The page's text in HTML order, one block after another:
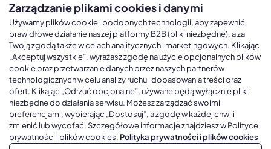
Kalendarze książkowe A5
Kalendarze książkowe A4
Kalendarze książkowe B5
Kalendarze książkowe A6 i B6
Kalendarze książkowe z własną oprawą
Kalendarze Ścienne
Kalendarze trójdzielne
Kalendarze jednodzielne
Kalendarze czterodzielne
Kalendarze Wieloplanszowe
Kalendarze Wielopanszowe, Plakatowe
Zarządzanie plikami cookies i danymi
Używamy plików cookie i podobnych technologii, aby zapewnić
prawidłowe działanie naszej platformy B2B (pliki niezbędne), a za
Twoją zgodą także w celach analitycznych i marketingowych. Klikając
„Akceptuj wszystkie”, wyrażasz zgodę na użycie opcjonalnych plików
cookie oraz przetwarzanie danych przez naszych partnerów
technologicznych w celu analizy ruchu i dopasowania treści oraz
ofert. Klikając „Odrzuć opcjonalne”, używane będą wyłącznie pliki
niezbędne do działania serwisu. Możesz zarządzać swoimi
preferencjami, wybierając „Dostosuj”, a zgodę w każdej chwili
zmienić lub wycofać. Szczegółowe informacje znajdziesz w Polityce
prywatności i plików cookies. Polityka prywatności i plików cookies